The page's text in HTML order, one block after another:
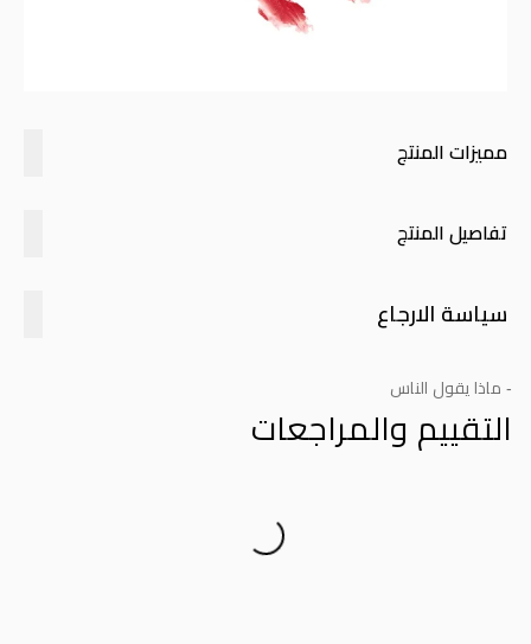
مميزات المنتج
تفاصيل المنتج
سياسة الارجاع
- ماذا يقول الناس
التقييم والمراجعات